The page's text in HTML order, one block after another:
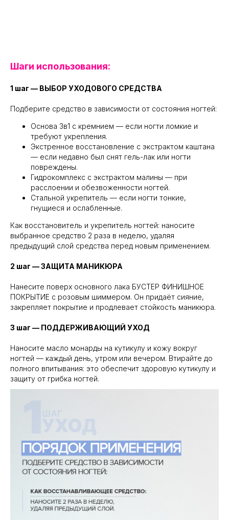
Шаги использования:
1 шаг — ВЫБОР УХОДОВОГО СРЕДСТВА
Подберите средство в зависимости от состояния ногтей:
Основа 3в1 с кремнием — если ногти ломкие и
требуют укрепления.
Экстренное восстановление с экстрактом каштана
— если недавно был снят гель-лак или ногти
повреждены.
Гидрокомплекс с экстрактом малины — при
расслоении и обезвоженности ногтей.
Стальной укрепитель — если ногти тонкие,
гнущиеся и ослабленные.
Как восстановитель и укрепитель ногтей: наносите
выбранное средство 2 раза в неделю, удаляя
предыдущий слой средства перед новым применением.
2 шаг — ЗАЩИТА МАНИКЮРА
Нанесите поверх основного лака БУСТЕР ФИНИШНОЕ
ПОКРЫТИЕ с розовым шиммером. Он придаёт сияние,
закрепляет покрытие и продлевает стойкость маникюра.
3 шаг — ПОДДЕРЖИВАЮЩИЙ УХОД
Наносите масло монарды на кутикулу и кожу вокруг
ногтей — каждый день, утром или вечером. Втирайте до
полного впитывания: это обеспечит здоровую кутикулу и
защиту от грибка ногтей.